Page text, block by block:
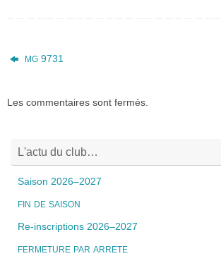
MG 9731
Les commentaires sont fermés.
L'actu du club…
Saison 2026–2027
FIN DE SAISON
Re-inscriptions 2026–2027
FERMETURE PAR ARRETE